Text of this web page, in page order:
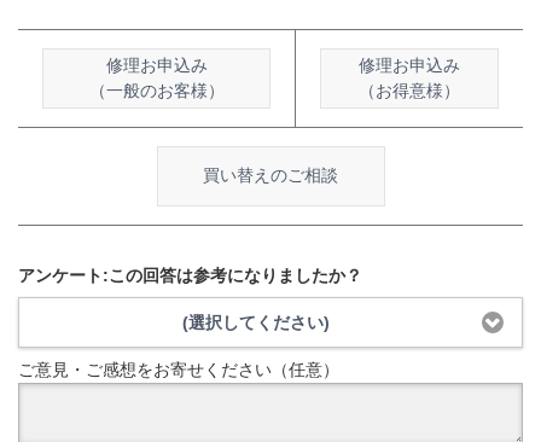
修理お申込み
（一般のお客様）
修理お申込み
（お得意様）
買い替えのご相談
アンケート:この回答は参考になりましたか？
(選択してください)
ご意見・ご感想をお寄せください（任意）